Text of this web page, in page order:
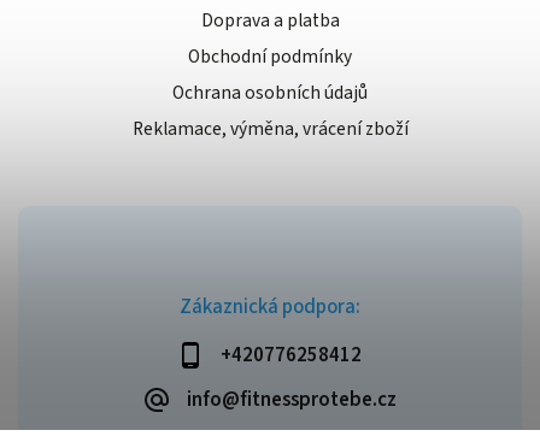
Zákaznická podpora:
+420776258412
info@fitnessprotebe.cz
Doprava a platba
Obchodní podmínky
Ochrana osobních údajů
Reklamace, výměna, vrácení zboží